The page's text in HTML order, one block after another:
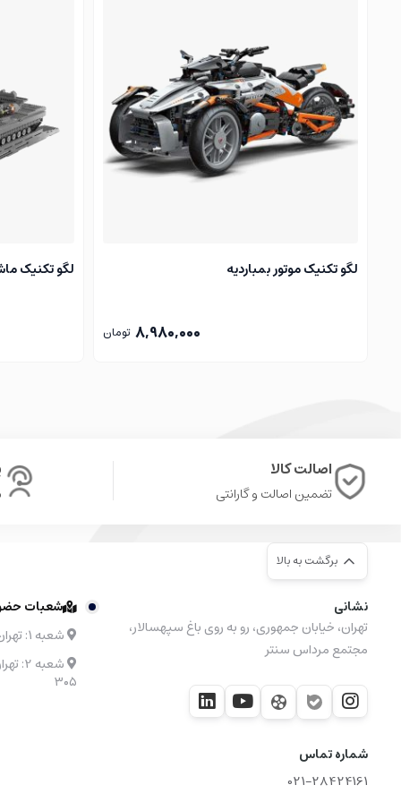
بنابراین، لگو لامبورگینی اونتادور نه تنها به کودکان
تجربه‌ای خلاقانه و سرگرم‌کننده ایجاد کند.
پیشنهادات زیر را از دست ندهید:
خرید لگو ربات تبدیل شونده
لگو تکنیک موتور بمباردیه
8,980,000 تومان
لگو تکنیک
اصالت کالا
تضمین اصالت و گارانتی
برگشت به بالا
نشانی
تهران، خیابان جمهوری، رو به روی باغ سپهسالار،
مجتمع مرداس سنتر
شماره تماس
021-28424161
شعبات
شعبه ۱: تهران، مرکز خرید نیایش مال طبقه 4 واحد 48
۳۰۵